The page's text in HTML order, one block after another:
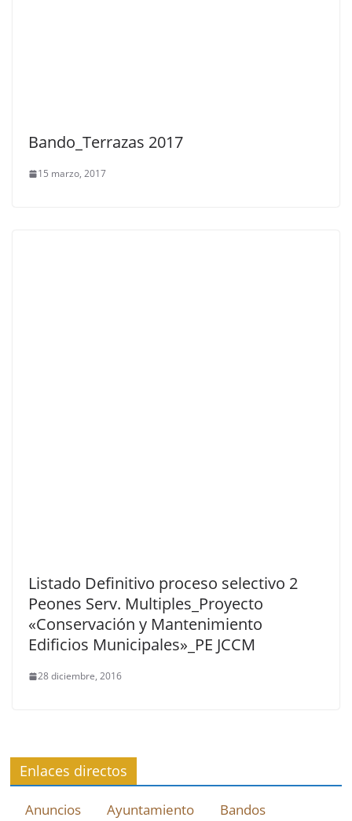
Bando_Terrazas 2017
15 marzo, 2017
Listado Definitivo proceso selectivo 2
Peones Serv. Multiples_Proyecto
«Conservación y Mantenimiento
Edificios Municipales»_PE JCCM
28 diciembre, 2016
Enlaces directos
Anuncios Ayuntamiento
Bandos